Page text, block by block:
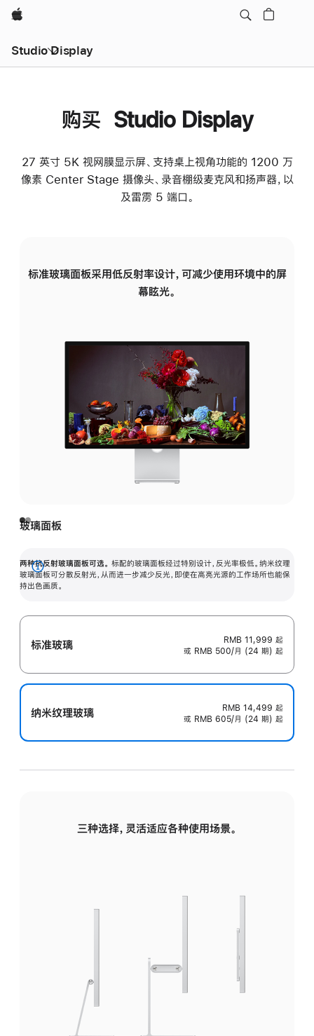
Apple
Studio Display
购买 Studio Display
27 英寸 5K 视网膜显示屏、支持桌上视角功能的 1200 万
像素 Center Stage 摄像头、录音棚级麦克风和扬声器，以
及雷雳 5 端口。
标准玻璃面板采用低反射率设计，可减少使用环境中的屏
幕眩光。
玻璃面板
两种抗反射玻璃面板可选。 标配的玻璃面板经过特别设计，反光率极低。纳米纹理
玻璃面板可分散反射光，从而进一步减少反光，即使在高亮光源的工作场所也能保
持出色画质。
展
开
标准玻璃 RMB 11,999 起
或 RMB 500/月 (24 期) 起
纳米纹理玻璃 RMB 14,499 起
或 RMB 605/月 (24 期) 起
三种选择，灵活适应各种使用场景。